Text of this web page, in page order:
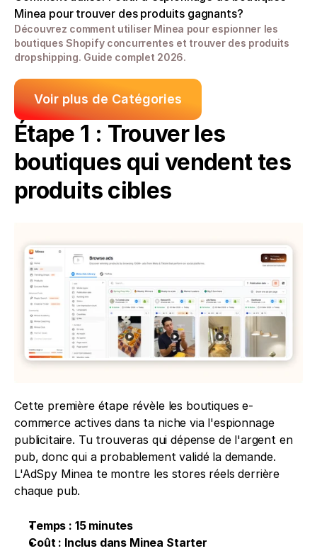
Minea pour trouver des produits gagnants?
Découvrez comment utiliser Minea pour espionner les
boutiques Shopify concurrentes et trouver des produits
dropshipping. Guide complet 2026.
Voir plus de Catégories
Étape 1 : Trouver les
boutiques qui vendent tes
produits cibles
Cette première étape révèle les boutiques e-
commerce actives dans ta niche via l'espionnage
publicitaire. Tu trouveras qui dépense de l'argent en
pub, donc qui a probablement validé la demande.
L'AdSpy Minea te montre les stores réels derrière
chaque pub.
Temps : 15 minutes
Coût : Inclus dans Minea Starter